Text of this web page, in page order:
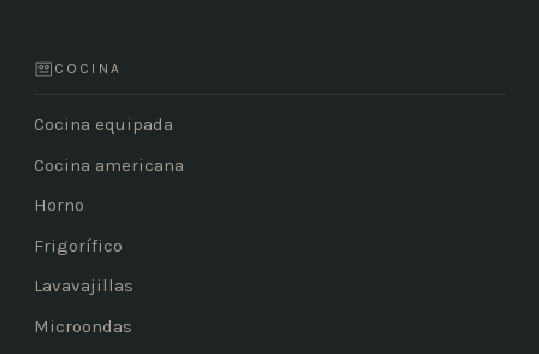
COCINA
Cocina equipada
Cocina americana
Horno
Frigorífico
Lavavajillas
Microondas